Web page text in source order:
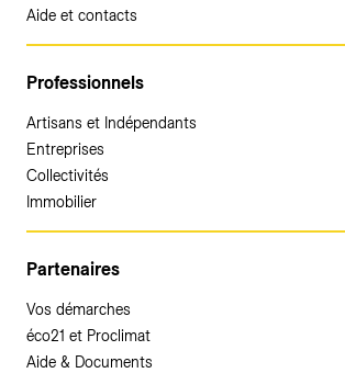
Aide et contacts
Professionnels
Artisans et Indépendants
Entreprises
Collectivités
Immobilier
Partenaires
Vos démarches
éco21 et Proclimat
Aide & Documents